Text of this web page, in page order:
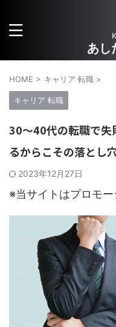
あし
HOME > キャリア 転職 >
キャリア 転職
30～40代の転職で失
るからこその落とし
2023年12月27日
※当サイトはプロモ